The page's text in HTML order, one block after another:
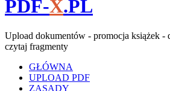
PDF-X.PL
Upload dokumentów - promocja książek -
czytaj fragmenty
GŁÓWNA
UPLOAD PDF
ZASADY